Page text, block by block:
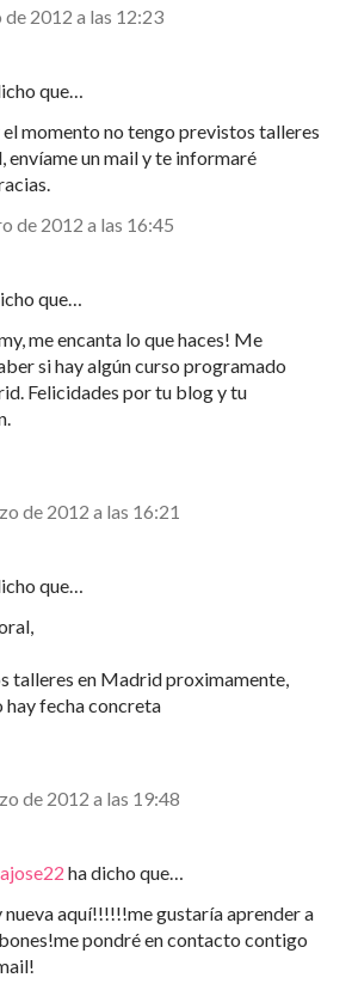
de 2012 a las 12:23
que…
momento no tengo previstos talleres
envíame un mail y te informaré
de 2012 a las 16:45
que…
me encanta lo que haces! Me
si hay algún curso programado
Felicidades por tu blog y tu
de 2012 a las 16:21
que…
talleres en Madrid proximamente,
hay fecha concreta
de 2012 a las 19:48
ha dicho que…
aquí!!!!!!me gustaría aprender a
pondré en contacto contigo